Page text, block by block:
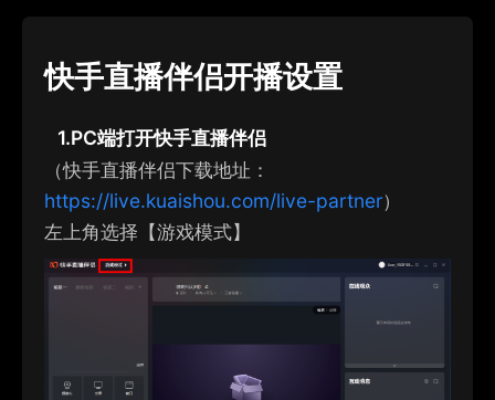
快手直播伴侣开播设置
1.PC端打开快手直播伴侣
（快手直播伴侣下载地址：
https://live.kuaishou.com/live-partner）
左上角选择【游戏模式】